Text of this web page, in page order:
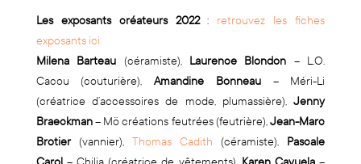
Les exposants créateurs 2022: retrouvez les fiches
exposants ici
Milena Barteau (céramiste), Laurence Blondon – L.O.
Cacou (couturière),Amandine Bonneau– Méri-Li
(créatrice d’accessoires de mode, plumassière),Jenny
Braeckman– Mö créations feutrées (feutrière),Jean-Marc
Brotier(vannier), Thomas Cadith (céramiste), Pascale